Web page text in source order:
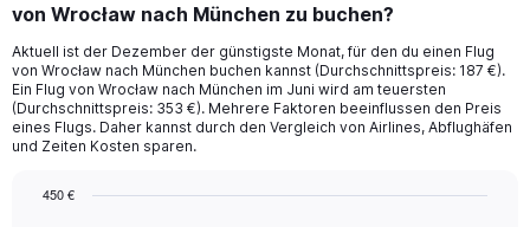
von Wrocław nach München zu buchen?
Aktuell ist der Dezember der günstigste Monat, für den du einen Flug
von Wrocław nach München buchen kannst (Durchschnittspreis: 187 €).
Ein Flug von Wrocław nach München im Juni wird am teuersten
(Durchschnittspreis: 353 €). Mehrere Faktoren beeinflussen den Preis
eines Flugs. Daher kannst durch den Vergleich von Airlines, Abflughäfen
und Zeiten Kosten sparen.
450 €